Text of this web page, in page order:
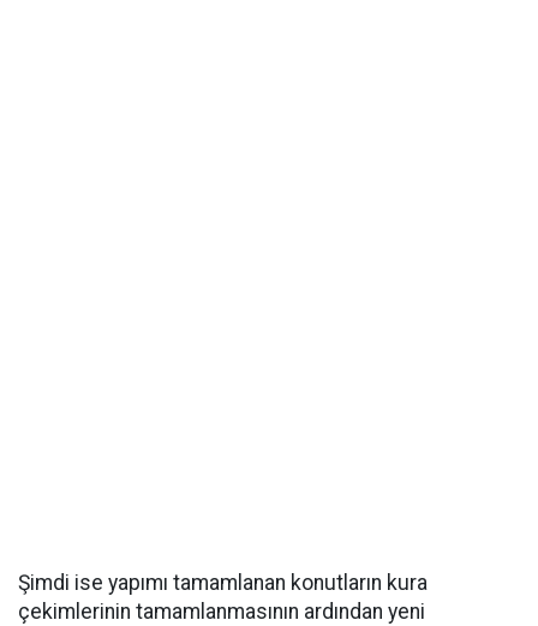
Şimdi ise yapımı tamamlanan konutların kura
çekimlerinin tamamlanmasının ardından yeni